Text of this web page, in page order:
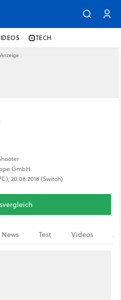
TECH
GmbH
20.08.2018 (Switch)
News Test Videos